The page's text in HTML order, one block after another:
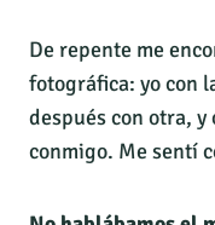
De repente me
fotográfica: yo con
después con otra,
conmigo. Me sentí